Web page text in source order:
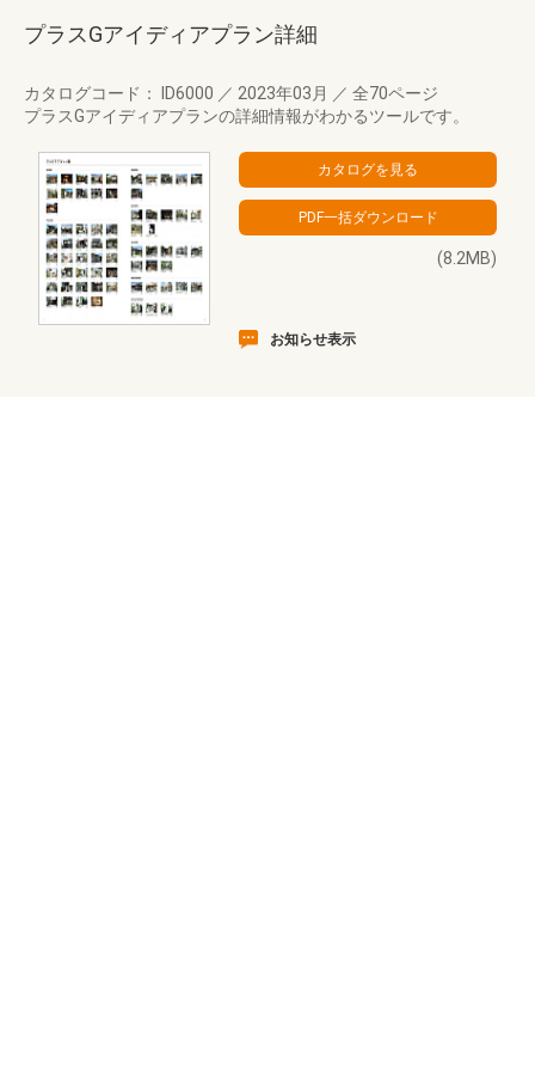
プラスGアイディアプラン詳細
カタログコード： ID6000 ／ 2023年03月 ／ 全70ページ
プラスGアイディアプランの詳細情報がわかるツールです。
(8.2MB)
お知らせ表示